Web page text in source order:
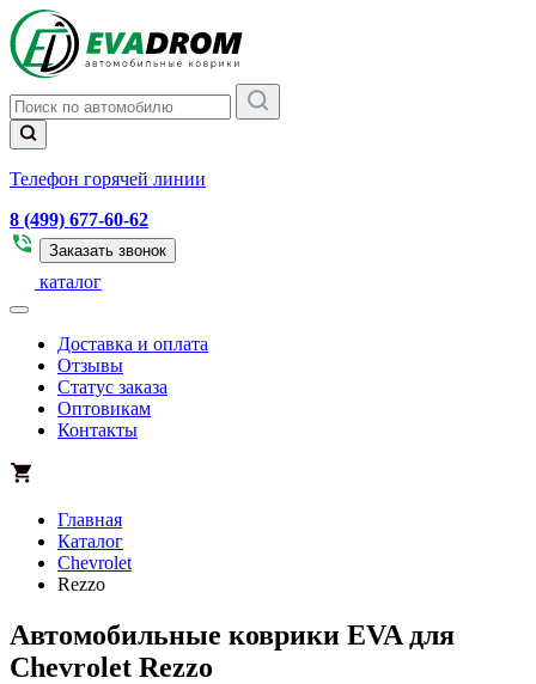
Телефон горячей линии
8 (499) 677-60-62
Заказать звонок
каталог
Доставка и оплата
Отзывы
Статус заказа
Оптовикам
Контакты
Главная
Каталог
Chevrolet
Rezzo
Автомобильные коврики EVA для
Chevrolet Rezzo